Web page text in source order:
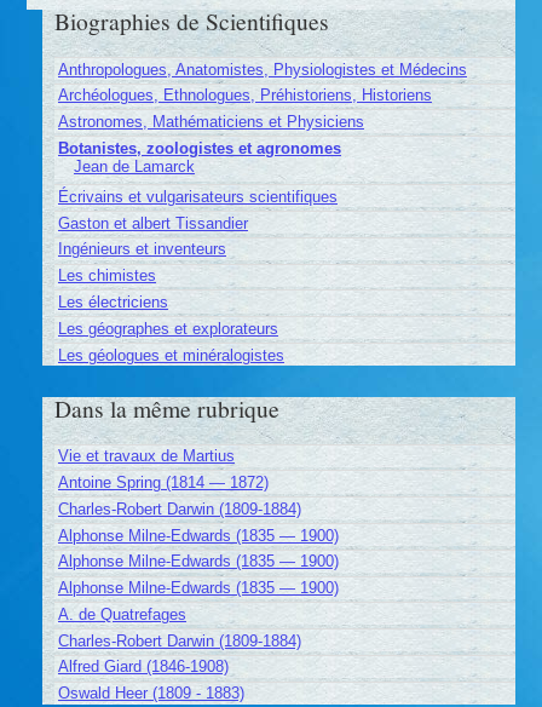
Biographies de Scientifiques
Anthropologues, Anatomistes, Physiologistes et Médecins
Archéologues, Ethnologues, Préhistoriens, Historiens
Astronomes, Mathématiciens et Physiciens
Botanistes, zoologistes et agronomes
Jean de Lamarck
Écrivains et vulgarisateurs scientifiques
Gaston et albert Tissandier
Ingénieurs et inventeurs
Les chimistes
Les électriciens
Les géographes et explorateurs
Les géologues et minéralogistes
Dans la même rubrique
Vie et travaux de Martius
Antoine Spring (1814 — 1872)
Charles-Robert Darwin (1809-1884)
Alphonse Milne-Edwards (1835 — 1900)
Alphonse Milne-Edwards (1835 — 1900)
Alphonse Milne-Edwards (1835 — 1900)
A. de Quatrefages
Charles-Robert Darwin (1809-1884)
Alfred Giard (1846-1908)
Oswald Heer (1809 - 1883)